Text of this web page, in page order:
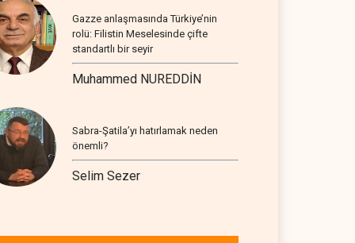
Gazze anlaşmasında Türkiye’nin
rolü: Filistin Meselesinde çifte
standartlı bir seyir
Muhammed NUREDDİN
Sabra-Şatila’yı hatırlamak neden
önemli?
Selim Sezer